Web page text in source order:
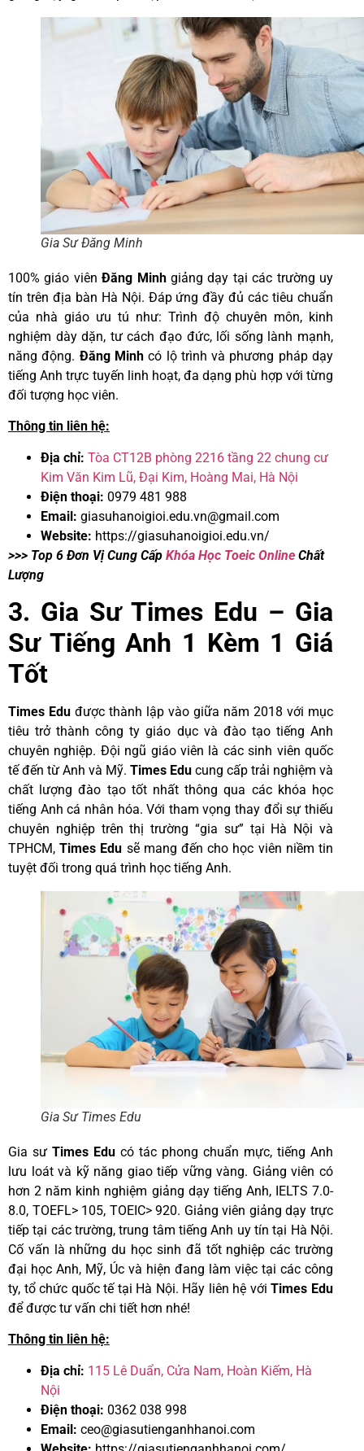
Gia Sư Đăng Minh
100% giáo viênĐăng Minhgiảng dạy tại các trường uy
tín trên địa bàn Hà Nội. Đáp ứng đầy đủ các tiêu chuẩn
của nhà giáo ưu tú như: Trình độ chuyên môn, kinh
nghiệm dày dặn, tư cách đạo đức, lối sống lành mạnh,
năng động. Đăng Minhcó lộ trình và phương pháp dạy
tiếng Anh trực tuyến linh hoạt, đa dạng phù hợp với từng
đối tượng học viên.
Thông tin liên hệ:
Địa chỉ: Tòa CT12B phòng 2216 tầng 22 chung cư
Kim Văn Kim Lũ, Đại Kim, Hoàng Mai, Hà Nội
Điện thoại: 0979 481 988
Email: giasuhanoigioi.edu.vn@gmail.com
Website: https://giasuhanoigioi.edu.vn/
>>> Top 6 Đơn Vị Cung Cấp Khóa Học Toeic Online Chất
Lượng
3. Gia Sư Times Edu – Gia
Sư Tiếng Anh 1 Kèm 1 Giá
Tốt
Times Edu được thành lập vào giữa năm 2018 với mục
tiêu trở thành công ty giáo dục và đào tạo tiếng Anh
chuyên nghiệp. Đội ngũ giáo viên là các sinh viên quốc
tế đến từ Anh và Mỹ. Times Edu cung cấp trải nghiệm và
chất lượng đào tạo tốt nhất thông qua các khóa học
tiếng Anh cá nhân hóa. Với tham vọng thay đổi sự thiếu
chuyên nghiệp trên thị trường “gia sư” tại Hà Nội và
TPHCM,Times Edu sẽ mang đến cho học viên niềm tin
tuyệt đối trong quá trình học tiếng Anh.
Gia Sư Times Edu
Gia sư Times Edu có tác phong chuẩn mực, tiếng Anh
lưu loát và kỹ năng giao tiếp vững vàng. Giảng viên có
hơn 2 năm kinh nghiệm giảng dạy tiếng Anh, IELTS 7.0-
8.0, TOEFL> 105, TOEIC> 920. Giảng viên giảng dạy trực
tiếp tại các trường, trung tâm tiếng Anh uy tín tại Hà Nội.
Cố vấn là những du học sinh đã tốt nghiệp các trường
đại học Anh, Mỹ, Úc và hiện đang làm việc tại các công
ty, tổ chức quốc tế tại Hà Nội. Hãy liên hệ vớiTimes Edu
để được tư vấn chi tiết hơn nhé!
Thông tin liên hệ:
Địa chỉ: 115 Lê Duẩn, Cửa Nam, Hoàn Kiếm, Hà
Nội
Điện thoại: 0362 038 998
Email: ceo@giasutienganhhanoi.com